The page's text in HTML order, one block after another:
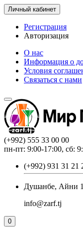
Личный кабинет
Регистрация
Авторизация
О нас
Информация о
Условия
Связаться с нами
(+992) 555 33 00 00
пн-пт: 9:00-17:00, сб:
(+992) 931 31 21
Душанбе, Айни
info@zarf.tj
0